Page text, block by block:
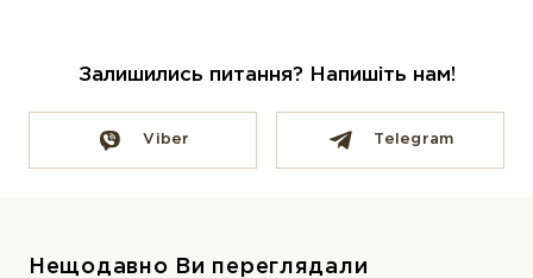
Залишились питання? Напишіть нам!
Viber Telegram
Нещодавно Ви переглядали